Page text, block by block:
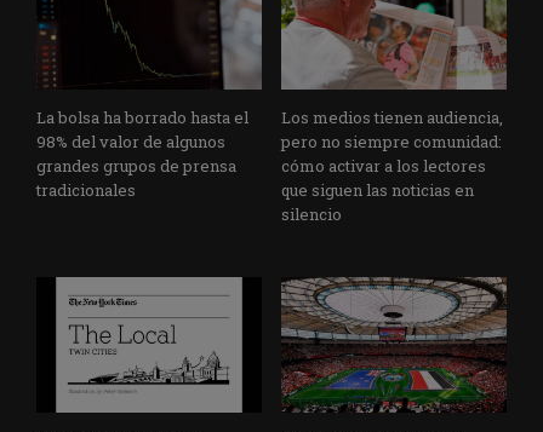
La bolsa ha borrado hasta el
98% del valor de algunos
grandes grupos de prensa
tradicionales
Los medios tienen audiencia,
pero no siempre comunidad:
cómo activar a los lectores
que siguen las noticias en
silencio